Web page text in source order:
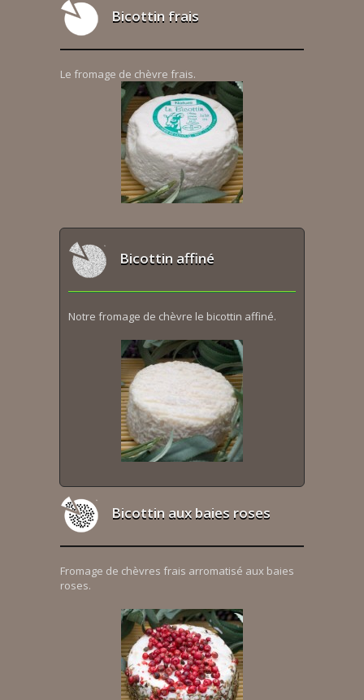
Bicottin frais
Le fromage de chèvre frais.
Bicottin affiné
Notre fromage de chèvre le bicottin affiné.
Bicottin aux baies roses
Fromage de chèvres frais arromatisé aux baies
roses.